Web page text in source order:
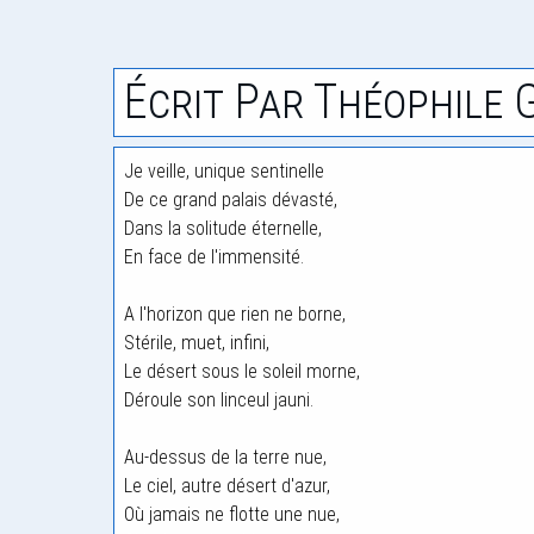
Écrit Par Théophile
Je veille, unique sentinelle
De ce grand palais dévasté,
Dans la solitude éternelle,
En face de l'immensité.
A l'horizon que rien ne borne,
Stérile, muet, infini,
Le désert sous le soleil morne,
Déroule son linceul jauni.
Au-dessus de la terre nue,
Le ciel, autre désert d'azur,
Où jamais ne flotte une nue,